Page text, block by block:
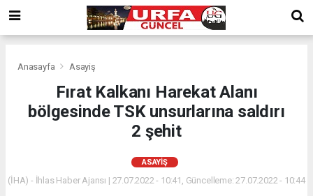
Anasayfa Asayiş
Fırat Kalkanı Harekat Alanı
bölgesinde TSK unsurlarına saldırı
2 şehit
ASAYIŞ
(İHA) - İhlas Haber Ajansı | 27.07.2022 - 10:41, Güncelleme: 27.07.2022 - 10:44